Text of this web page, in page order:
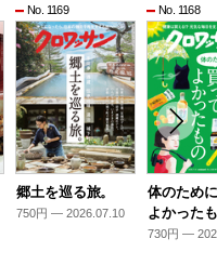
No. 1169
郷土を巡る旅。
750円 — 2026.07.10
No. 1168
体のため
よかった
730円 —